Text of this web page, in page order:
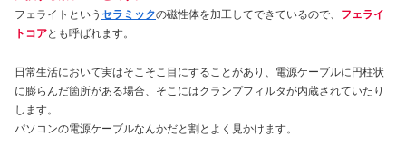
フェライトという セラミックの磁性体を加工してできているので、 フェライ
トコアとも呼ばれます。
日常生活において実はそこそこ目にすることがあり、電源ケーブルに円柱状
に膨らんだ箇所がある場合、そこにはクランプフィルタが内蔵されていたり
します。
パソコンの電源ケーブルなんかだと割とよく見かけます。